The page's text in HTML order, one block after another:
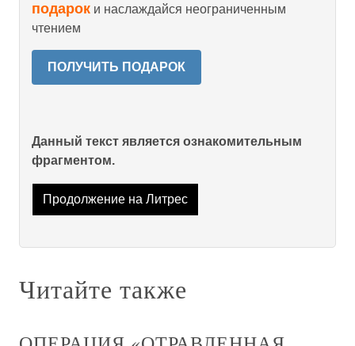
подарок и наслаждайся неограниченным
чтением
ПОЛУЧИТЬ ПОДАРОК
Данный текст является ознакомительным
фрагментом.
Продолжение на Литрес
Читайте также